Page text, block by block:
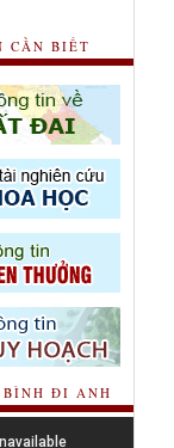
CẦN BIẾT
BÌNH ĐI ANH